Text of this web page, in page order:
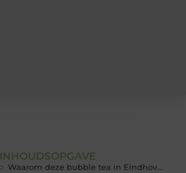
INHOUDSOPGAVE
Waarom deze bubble tea in Eindhoven proeven?